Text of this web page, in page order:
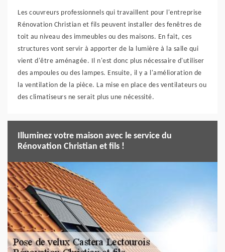
Les couvreurs professionnels qui travaillent pour l'entreprise
Rénovation Christian et fils peuvent installer des fenêtres de
toit au niveau des immeubles ou des maisons. En fait, ces
structures vont servir à apporter de la lumière à la salle qui
vient d'être aménagée. Il n'est donc plus nécessaire d'utiliser
des ampoules ou des lampes. Ensuite, il y a l'amélioration de
la ventilation de la pièce. La mise en place des ventilateurs ou
des climatiseurs ne serait plus une nécessité.
Illuminez votre maison avec le service du
Rénovation Christian et fils !